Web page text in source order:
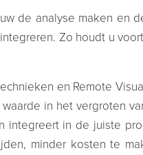
de analyse maken en
Zo houdt u
en Remote
in het vergroten
in de juiste
minder kosten te